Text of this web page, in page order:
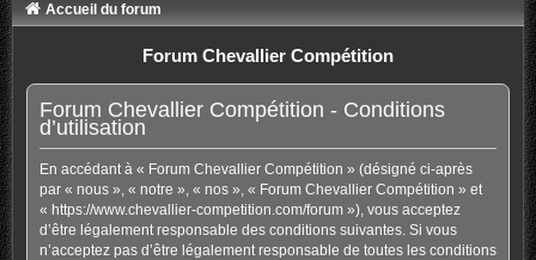
Accueil du forum
Forum Chevallier Compétition
Forum Chevallier Compétition - Conditions
d’utilisation
En accédant à « Forum Chevallier Compétition » (désigné ci-après
par « nous », « notre », « nos », « Forum Chevallier Compétition » et
« https://www.chevallier-competition.com/forum »), vous acceptez
d’être légalement responsable des conditions suivantes. Si vous
n’acceptez pas d’être légalement responsable de toutes les conditions